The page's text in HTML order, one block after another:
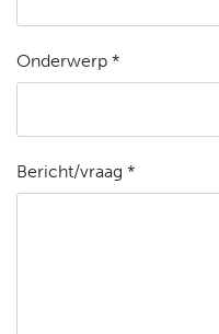
Onderwerp *
Bericht/vraag *